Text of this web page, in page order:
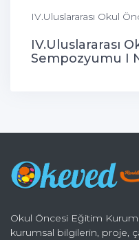
IV.Uluslararası Okul
IV.Uluslararası
Sempozyumu I
Okul Öncesi Eğitim
kurumsal bilgilerin, proje,